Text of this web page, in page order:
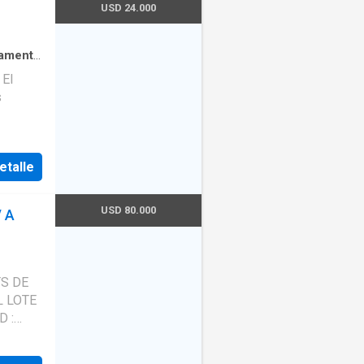
El
USD 24.000
A
DE
LOTE
DE
USD 80.000